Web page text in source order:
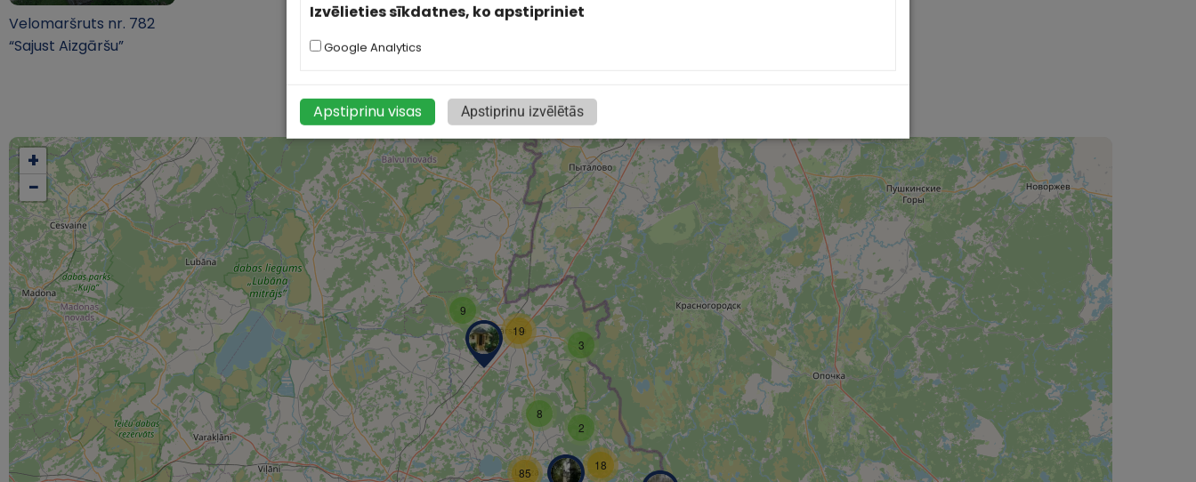
Velomaršruts nr. 782
“Sajust Aizgāršu”
2
18
3
9
19
8
85
+
−
Izvēlieties sīkdatnes, ko apstipriniet
Google Analytics
Apstiprinu visas Apstiprinu izvēlētās